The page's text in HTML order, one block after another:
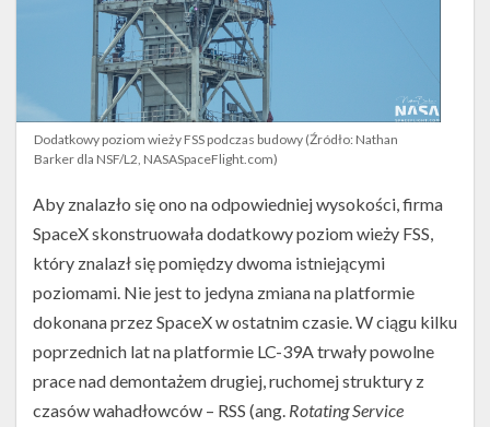
McCool/Cygnusx112
NASASpaceFlight.com)
Dodatkowy poziom wieży FSS podczas budowy (Źródło: Nathan
Barker dla NSF/L2, NASASpaceFlight.com)
Aby znalazło się ono na odpowiedniej wysokości, firma
SpaceX skonstruowała dodatkowy poziom wieży FSS,
który znalazł się pomiędzy dwoma istniejącymi
poziomami. Nie jest to jedyna zmiana na platformie
dokonana przez SpaceX w ostatnim czasie. W ciągu kilku
poprzednich lat na platformie LC-39A trwały powolne
prace nad demontażem drugiej, ruchomej struktury z
czasów wahadłowców – RSS (ang. Rotating Service